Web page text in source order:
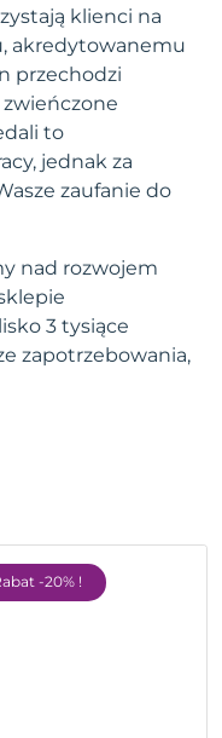
klienci na
akredytowanemu
przechodzi
to
jednak za
zaufanie do
nad rozwojem
3 tysiące
zapotrzebowania,
-20% !